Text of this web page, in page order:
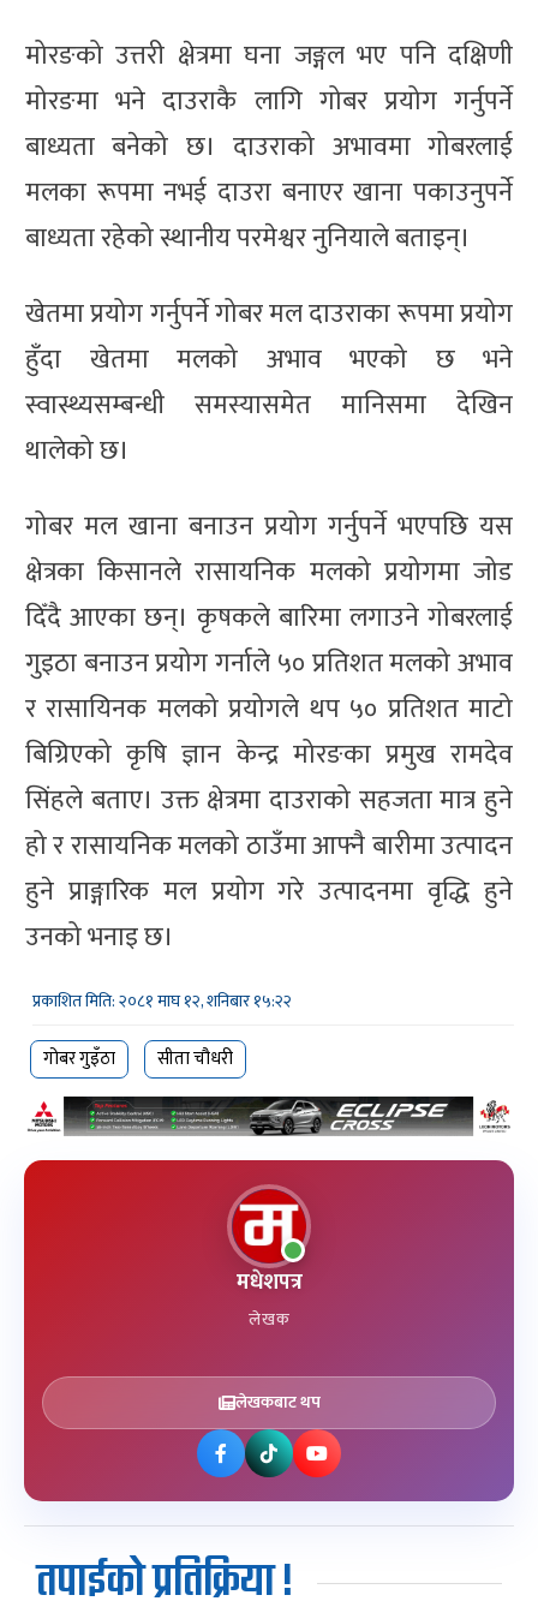
मोरङको उत्तरी क्षेत्रमा घना जङ्गल भए पनि दक्षिणी
मोरङमा भने दाउराकै लागि गोबर प्रयोग गर्नुपर्ने
बाध्यता बनेको छ। दाउराको अभावमा गोबरलाई
मलका रूपमा नभई दाउरा बनाएर खाना पकाउनुपर्ने
बाध्यता रहेको स्थानीय परमेश्वर नुनियाले बताइन्।
खेतमा प्रयोग गर्नुपर्ने गोबर मल दाउराका रूपमा प्रयोग
हुँदा खेतमा मलको अभाव भएको छ भने
स्वास्थ्यसम्बन्धी समस्यासमेत मानिसमा देखिन
थालेको छ।
गोबर मल खाना बनाउन प्रयोग गर्नुपर्ने भएपछि यस
क्षेत्रका किसानले रासायनिक मलको प्रयोगमा जोड
दिँदै आएका छन्। कृषकले बारिमा लगाउने गोबरलाई
गुइठा बनाउन प्रयोग गर्नाले ५० प्रतिशत मलको अभाव
र रासायिनक मलको प्रयोगले थप ५० प्रतिशत माटो
बिग्रिएको कृषि ज्ञान केन्द्र मोरङका प्रमुख रामदेव
सिंहले बताए। उक्त क्षेत्रमा दाउराको सहजता मात्र हुने
हो र रासायनिक मलको ठाउँमा आफ्नै बारीमा उत्पादन
हुने प्राङ्गारिक मल प्रयोग गरे उत्पादनमा वृद्धि हुने
उनको भनाइ छ।
प्रकाशित मिति: २०८१ माघ १२, शनिबार १५:२२
गोबर गुइँठा सीता चौधरी
मधेशपत्र
लेखक
लेखकबाट थप
तपाईको प्रतिक्रिया !